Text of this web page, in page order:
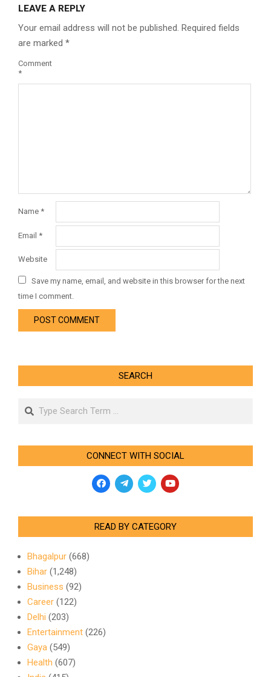
LEAVE A REPLY
Your email address will not be published. Required fields
are marked *
Comment
*
Name *
Email *
Website
Save my name, email, and website in this browser for the next
time I comment.
SEARCH
Search
CONNECT WITH SOCIAL
READ BY CATEGORY
Bhagalpur (668)
Bihar (1,248)
Business (92)
Career (122)
Delhi (203)
Entertainment (226)
Gaya (549)
Health (607)